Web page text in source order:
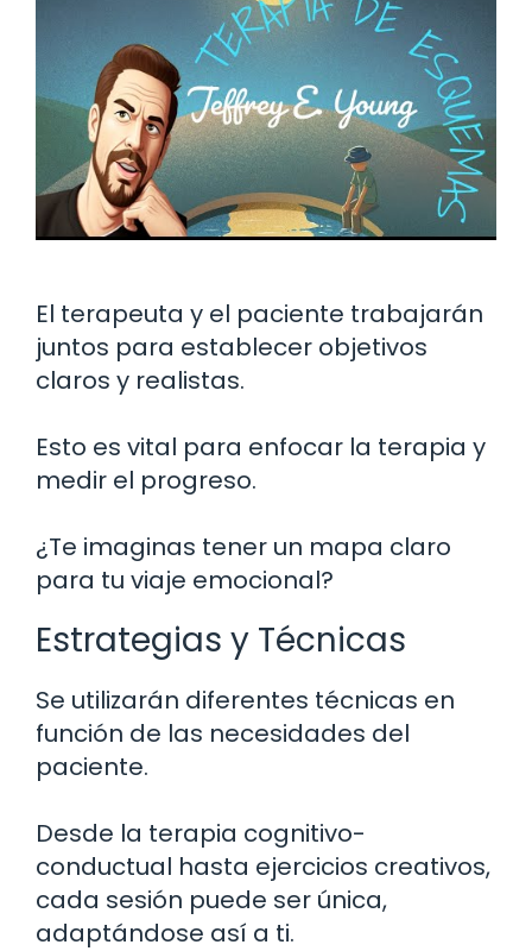
El terapeuta y el paciente trabajarán
juntos para establecer objetivos
claros y realistas.
Esto es vital para enfocar la terapia y
medir el progreso.
¿Te imaginas tener un mapa claro
para tu viaje emocional?
Estrategias y Técnicas
Se utilizarán diferentes técnicas en
función de las necesidades del
paciente.
Desde la terapia cognitivo-
conductual hasta ejercicios creativos,
cada sesión puede ser única,
adaptándose así a ti.